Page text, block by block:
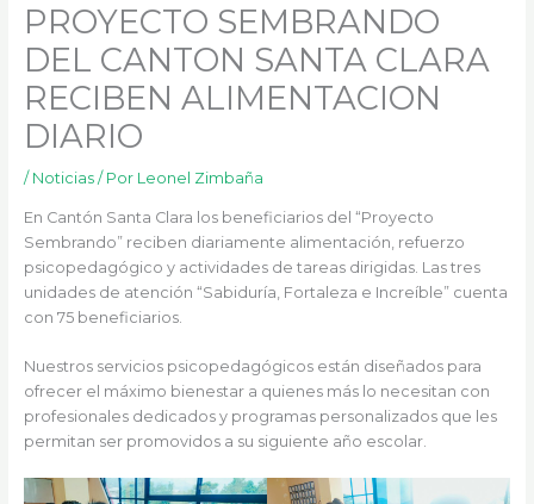
PROYECTO SEMBRANDO
DEL CANTON SANTA CLARA
RECIBEN ALIMENTACION
DIARIO
/ Noticias/ Por Leonel Zimbaña
En Cantón Santa Clara los beneficiarios del “Proyecto
Sembrando” reciben diariamente alimentación, refuerzo
psicopedagógico y actividades de tareas dirigidas. Las tres
unidades de atención “Sabiduría, Fortaleza e Increíble” cuenta
con 75 beneficiarios.
Nuestros servicios psicopedagógicos están diseñados para
ofrecer el máximo bienestar a quienes más lo necesitan con
profesionales dedicados y programas personalizados que les
permitan ser promovidos a su siguiente año escolar.